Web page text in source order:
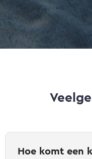
Hoe komt een